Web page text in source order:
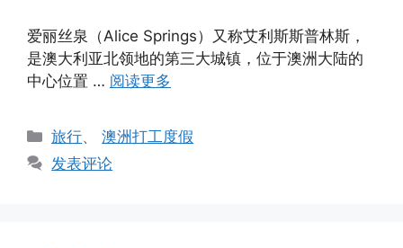
爱丽丝泉（Alice Springs）又称艾利斯斯普林斯，
是澳大利亚北领地的第三大城镇，位于澳洲大陆的
中心位置 … 阅读更多
分
类
旅行、澳洲打工度假
发表评论